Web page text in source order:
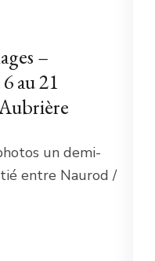
–
au 21
un demi-
entre Naurod /